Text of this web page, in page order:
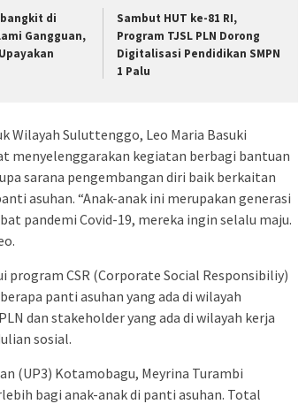
di
Gangguan,
Sambut HUT ke-81 RI,
Program TJSL PLN Dorong
Digitalisasi Pendidikan SMPN
1 Palu
Wilayah Suluttenggo, Leo Maria Basuki
menyelenggarakan kegiatan berbagi bantuan
sarana pengembangan diri baik berkaitan
asuhan. “Anak-anak ini merupakan generasi
pandemi Covid-19, mereka ingin selalu maju.
program CSR (Corporate Social Responsibiliy)
panti asuhan yang ada di wilayah
dan stakeholder yang ada di wilayah kerja
sosial.
(UP3) Kotamobagu, Meyrina Turambi
bagi anak-anak di panti asuhan. Total